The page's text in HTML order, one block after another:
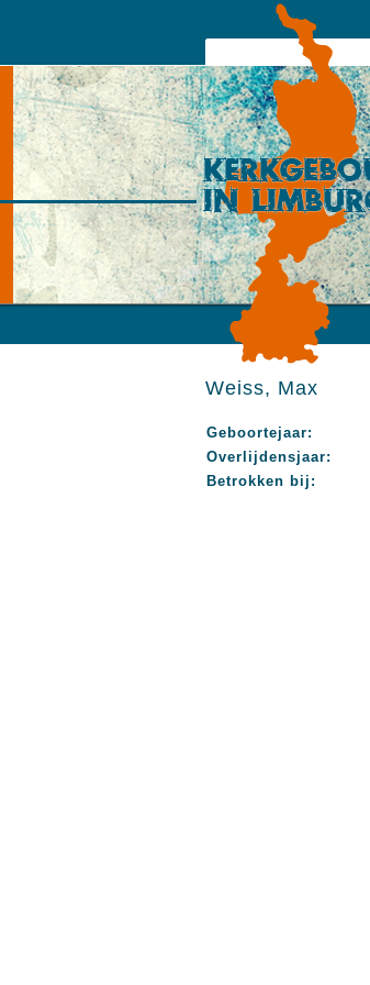
Weiss, Max
Geboortejaar:
Overlijdensjaar:
Betrokken bij: